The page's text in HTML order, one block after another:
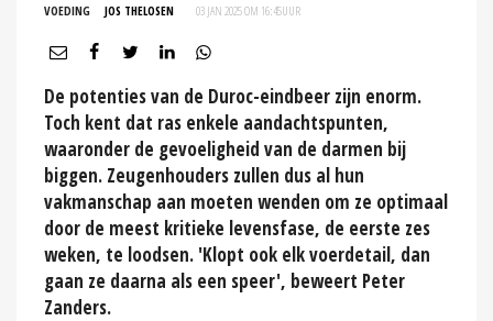
VOEDING JOS THELOSEN 03 JAN 2025 OM 16:45UUR
De potenties van de Duroc-eindbeer zijn enorm.
Toch kent dat ras enkele aandachtspunten,
waaronder de gevoeligheid van de darmen bij
biggen. Zeugenhouders zullen dus al hun
vakmanschap aan moeten wenden om ze optimaal
door de meest kritieke levensfase, de eerste zes
weken, te loodsen. 'Klopt ook elk voerdetail, dan
gaan ze daarna als een speer', beweert Peter
Zanders.